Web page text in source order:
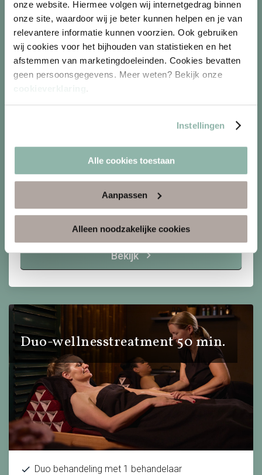
onze website. Hiermee volgen wij internetgedrag binnen
onze site, waardoor wij je beter kunnen helpen en je van
relevantere informatie kunnen voorzien. Ook gebruiken
wij cookies voor het bijhouden van statistieken en het
afstemmen van marketingdoeleinden. Cookies bevatten
geen persoonsgegevens. Meer weten? Bekijk onze
.
Instellingen
Alle cookies toestaan
Aanpassen
Alleen noodzakelijke cookies
Ontspanningsmassage
Duur: 25 of 50 minuten
47.95
P.P.
Bekijk
Duo-wellnesstreatment 50 min.
Duo behandeling met 1 behandelaar